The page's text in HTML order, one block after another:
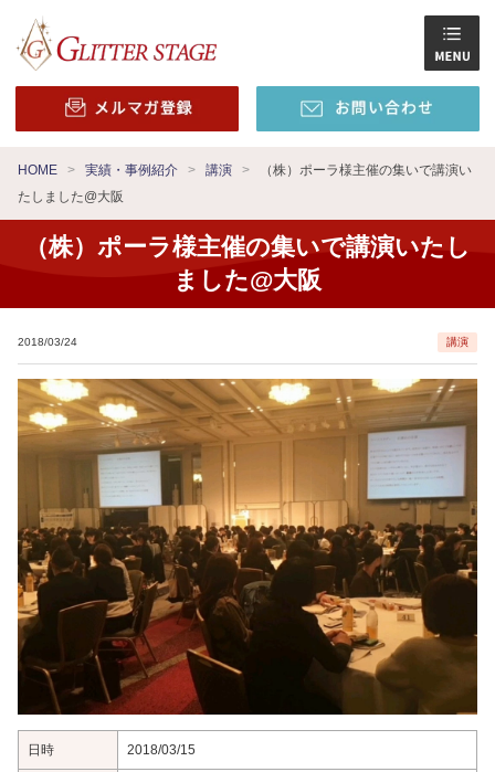
HOME 実績・事例紹介 講演
（株）ポーラ様主催の集いで講演い
たしました@大阪
（株）ポーラ様主催の集いで講演いたし
ました@大阪
2018/03/24 講演
日時 2018/03/15